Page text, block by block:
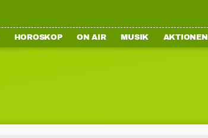
HOROSKOP ON AIR MUSIK AKTIONEN